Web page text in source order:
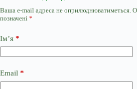
Ваша e-mail адреса не оприлюднюватиметься.
позначені *
Ім’я *
Email *